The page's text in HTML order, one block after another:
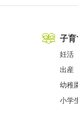
子育
妊活
出産
幼稚
小学